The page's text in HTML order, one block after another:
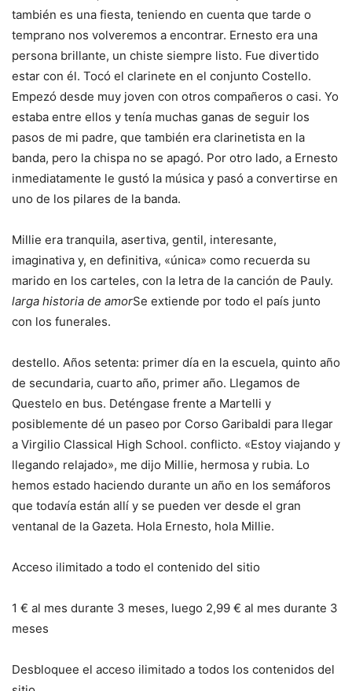
también es una fiesta, teniendo en cuenta que tarde o
temprano nos volveremos a encontrar. Ernesto era una
persona brillante, un chiste siempre listo. Fue divertido
estar con él. Tocó el clarinete en el conjunto Costello.
Empezó desde muy joven con otros compañeros o casi. Yo
estaba entre ellos y tenía muchas ganas de seguir los
pasos de mi padre, que también era clarinetista en la
banda, pero la chispa no se apagó. Por otro lado, a Ernesto
inmediatamente le gustó la música y pasó a convertirse en
uno de los pilares de la banda.
Millie era tranquila, asertiva, gentil, interesante,
imaginativa y, en definitiva, «única» como recuerda su
marido en los carteles, con la letra de la canción de Pauly.
larga historia de amorSe extiende por todo el país junto
con los funerales.
destello. Años setenta: primer día en la escuela, quinto año
de secundaria, cuarto año, primer año. Llegamos de
Questelo en bus. Deténgase frente a Martelli y
posiblemente dé un paseo por Corso Garibaldi para llegar
a Virgilio Classical High School. conflicto. «Estoy viajando y
llegando relajado», me dijo Millie, hermosa y rubia. Lo
hemos estado haciendo durante un año en los semáforos
que todavía están allí y se pueden ver desde el gran
ventanal de la Gazeta. Hola Ernesto, hola Millie.
Acceso ilimitado a todo el contenido del sitio
1 € al mes durante 3 meses, luego 2,99 € al mes durante 3
meses
Desbloquee el acceso ilimitado a todos los contenidos del